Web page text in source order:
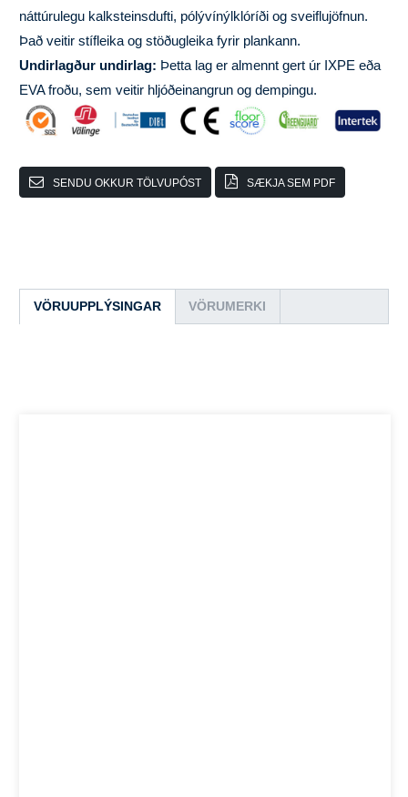
náttúrulegu kalksteinsdufti, pólývínýlklóríði og sveiflujöfnun.
Það veitir stífleika og stöðugleika fyrir plankann.
Undirlagður undirlag: Þetta lag er almennt gert úr IXPE eða
EVA froðu, sem veitir hljóðeinangrun og dempingu.
SENDU OKKUR TÖLVUPÓST SÆKJA SEM PDF
VÖRUUPPLÝSINGAR VÖRUMERKI